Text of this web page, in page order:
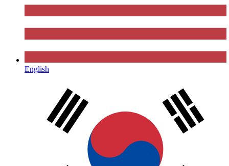
English